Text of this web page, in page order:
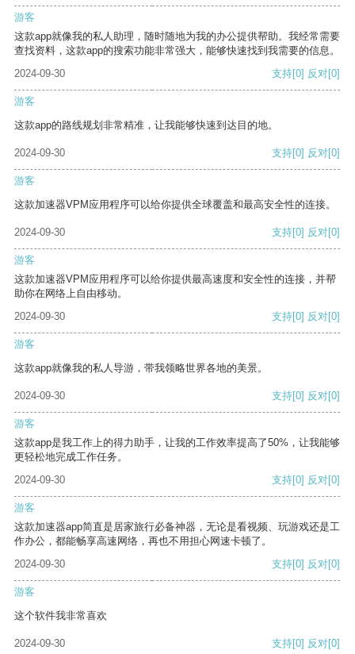
游客
这款app就像我的私人助理，随时随地为我的办公提供帮助。我经常需要
查找资料，这款app的搜索功能非常强大，能够快速找到我需要的信息。
2024-09-30
支持[0] 反对[0]
游客
这款app的路线规划非常精准，让我能够快速到达目的地。
2024-09-30 支持[0] 反对[0]
游客
这款加速器VPM应用程序可以给你提供全球覆盖和最高安全性的连接。
2024-09-30 支持[0] 反对[0]
游客
这款加速器VPM应用程序可以给你提供最高速度和安全性的连接，并帮
助你在网络上自由移动。
2024-09-30
支持[0] 反对[0]
游客
这款app就像我的私人导游，带我领略世界各地的美景。
2024-09-30 支持[0] 反对[0]
游客
这款app是我工作上的得力助手，让我的工作效率提高了50%，让我能够
更轻松地完成工作任务。
2024-09-30
支持[0] 反对[0]
游客
这款加速器app简直是居家旅行必备神器，无论是看视频、玩游戏还是工
作办公，都能畅享高速网络，再也不用担心网速卡顿了。
2024-09-30
支持[0] 反对[0]
游客
这个软件我非常喜欢
2024-09-30 支持[0] 反对[0]